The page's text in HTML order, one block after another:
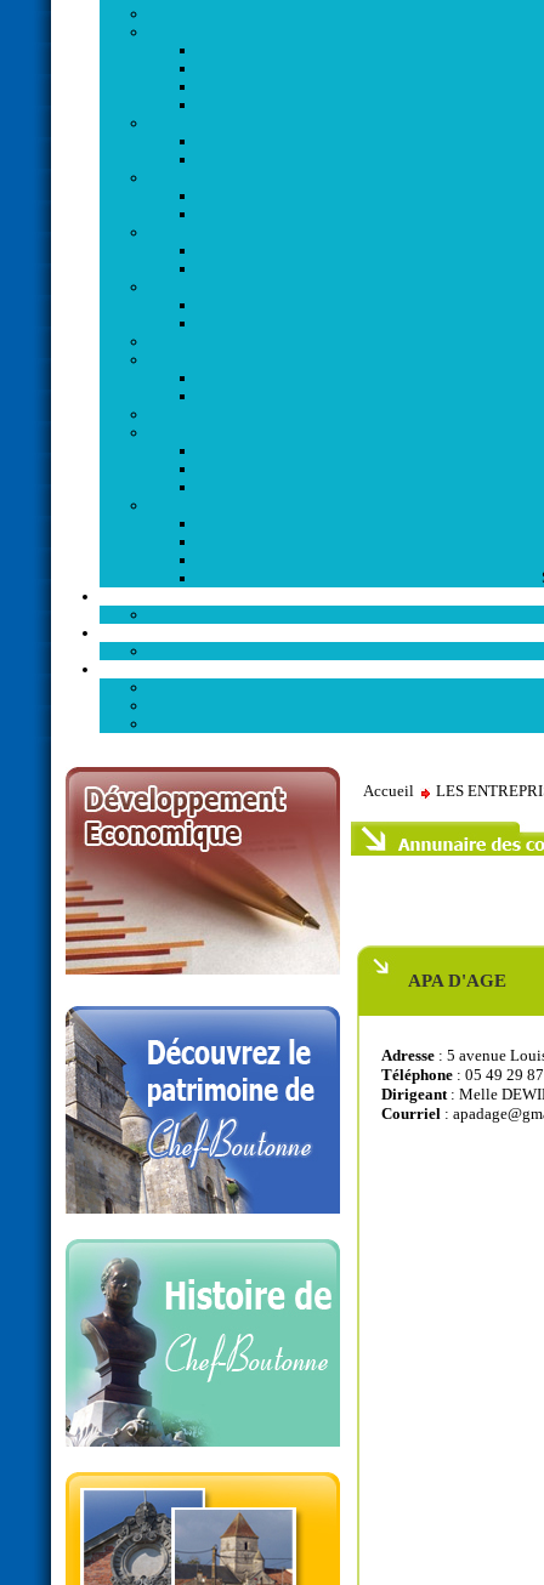
Accueil LES
APA D'AGE
Adresse : 5 avenue
Téléphone : 05 49 29
Dirigeant: Melle
Courriel :